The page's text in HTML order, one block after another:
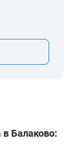
в Балаково: